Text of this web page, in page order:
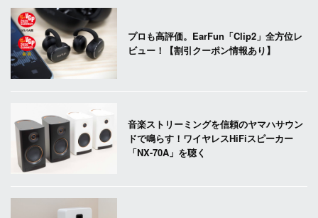
プロも高評価。EarFun「Clip2」全方位レ
ビュー！【割引クーポン情報あり】
音楽ストリーミングを信頼のヤマハサウン
ドで鳴らす！ワイヤレスHiFiスピーカー
「NX-70A」を聴く